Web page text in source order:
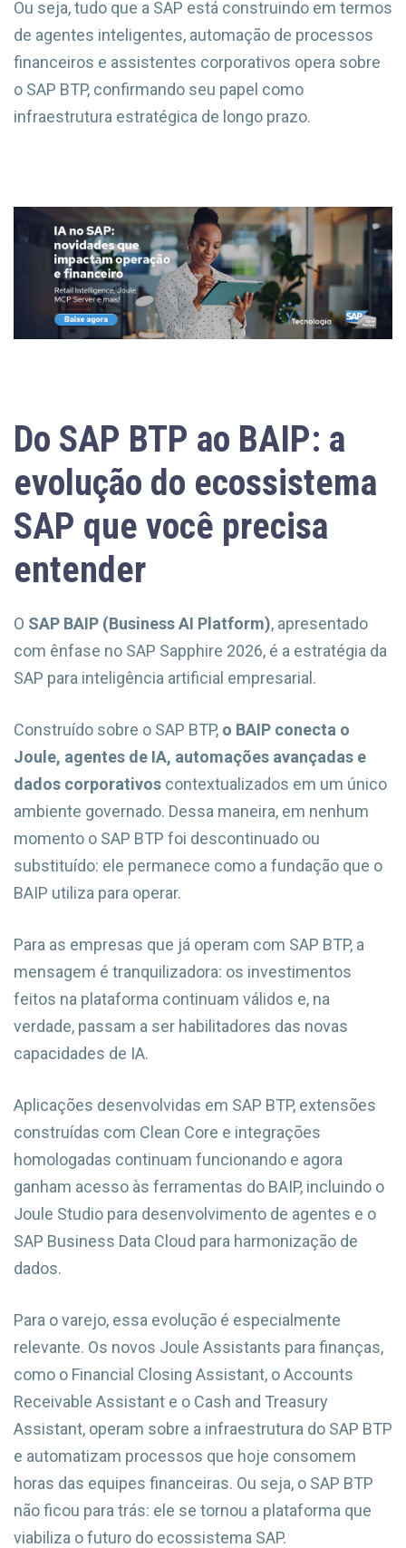
Ou seja, tudo que a SAP está construindo em termos
de agentes inteligentes, automação de processos
financeiros e assistentes corporativos opera sobre
o SAP BTP, confirmando seu papel como
infraestrutura estratégica de longo prazo.
Do SAP BTP ao BAIP: a
evolução do ecossistema
SAP que você precisa
entender
O SAP BAIP (Business AI Platform), apresentado
com ênfase no SAP Sapphire 2026, é a estratégia da
SAP para inteligência artificial empresarial.
Construído sobre o SAP BTP, o BAIP conecta o
Joule, agentes de IA, automações avançadas e
dados corporativos contextualizados em um único
ambiente governado. Dessa maneira, em nenhum
momento o SAP BTP foi descontinuado ou
substituído: ele permanece como a fundação que o
BAIP utiliza para operar.
Para as empresas que já operam com SAP BTP, a
mensagem é tranquilizadora: os investimentos
feitos na plataforma continuam válidos e, na
verdade, passam a ser habilitadores das novas
capacidades de IA.
Aplicações desenvolvidas em SAP BTP, extensões
construídas com Clean Core e integrações
homologadas continuam funcionando e agora
ganham acesso às ferramentas do BAIP, incluindo o
Joule Studio para desenvolvimento de agentes e o
SAP Business Data Cloud para harmonização de
dados.
Para o varejo, essa evolução é especialmente
relevante. Os novos Joule Assistants para finanças,
como o Financial Closing Assistant, o Accounts
Receivable Assistant e o Cash and Treasury
Assistant, operam sobre a infraestrutura do SAP BTP
e automatizam processos que hoje consomem
horas das equipes financeiras. Ou seja, o SAP BTP
não ficou para trás: ele se tornou a plataforma que
viabiliza o futuro do ecossistema SAP.